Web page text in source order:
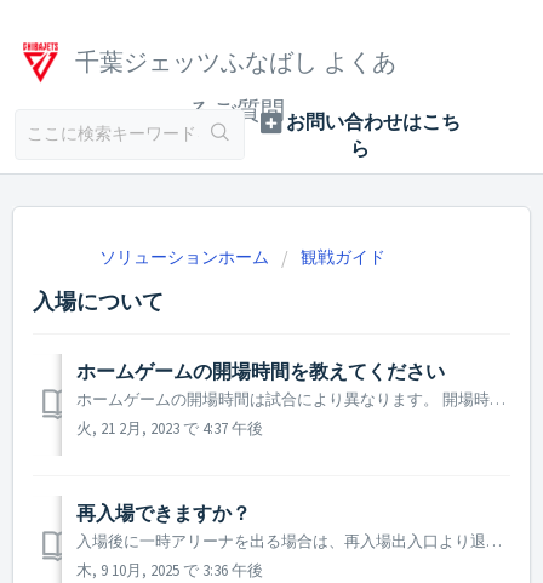
千葉ジェッツふなばし よくあ
るご質問
ソリューションホーム 観戦ガイド
入場について
ホームゲームの開場時間を教えてください
ホームゲームの開場時間は試合により異なります。 開場時間を含めた当日のタイムスケジュールは、各試合のホームゲーム情報ページでご案内しております。 ご来場予定の試合のページにてご確認ください。 ホームゲーム情報ページはこちら
火, 21 2月, 2023 で 4:37 午後
再入場できますか？
入場後に一時アリーナを出る場合は、再入場出入口より退館が可能です。 再入場の際は、お渡しする再入場用のリストバンドの装着にご協力をお願いいたします。 なお、試合終了時点で、再入場出入口の案内は終了いたします。 会場内のサービスをご利用希望の場合(グッズショップに向かうなど)は会場内にてご移動をお願いいたし...
木, 9 10月, 2025 で 3:36 午後